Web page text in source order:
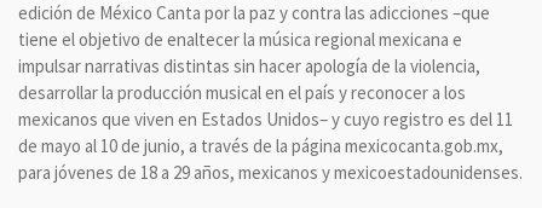
edición de México Canta por la paz y contra las adicciones –que
tiene el objetivo de enaltecer la música regional mexicana e
impulsar narrativas distintas sin hacer apología de la violencia,
desarrollar la producción musical en el país y reconocer a los
mexicanos que viven en Estados Unidos– y cuyo registro es del 11
de mayo al 10 de junio, a través de la página mexicocanta.gob.mx,
para jóvenes de 18 a 29 años, mexicanos y mexicoestadounidenses.